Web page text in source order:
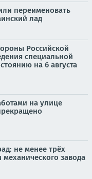
переименовать
лад
Российской
специальной
на 6 августа
на улице
не менее трёх
завода